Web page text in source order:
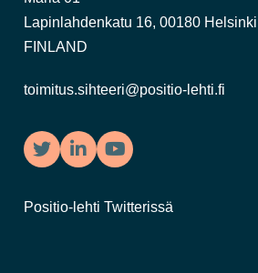
Lapinlahdenkatu 16, 00180 Helsinki
FINLAND
toimitus.sihteeri@positio-lehti.fi
TwitterLinkedInYouTube
Positio-lehti Twitterissä